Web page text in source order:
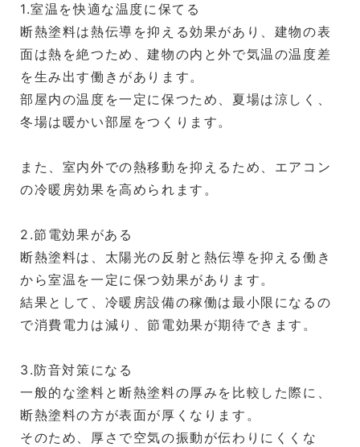
1.室温を快適な温度に保てる
断熱塗料は熱伝導を抑える効果があり、建物の表
面は熱を絶つため、建物の内と外で気温の温度差
を生み出す働きがあります。
部屋内の温度を一定に保つため、夏場は涼しく、
冬場は暖かい部屋をつくります。
また、室内外での熱移動を抑えるため、エアコン
の冷暖房効果を高められます。
2.節電効果がある
断熱塗料は、太陽光の反射と熱伝導を抑える働き
から室温を一定に保つ効果があります。
結果として、冷暖房設備の稼働は最小限になるの
で消費電力は減り、節電効果が期待できます。
3.防音対策になる
一般的な塗料と断熱塗料の厚みを比較した際に、
断熱塗料の方が表面が厚くなります。
そのため、厚さで空気の振動が伝わりにくくな